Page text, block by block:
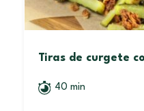
Tiras de curgete
40 min